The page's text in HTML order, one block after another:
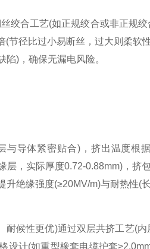
合工艺(如正规绞合或非正规
节径比过小易断丝，过大则柔软
)，确保无漏电风险。
导体紧密贴合)，挤出温度根
，实际厚度0.72-0.88mm)，挤
绝缘强度(≥20MV/m)与耐热性(
候性更优)通过双层共挤工艺(内
计(如重型橡套电缆护套